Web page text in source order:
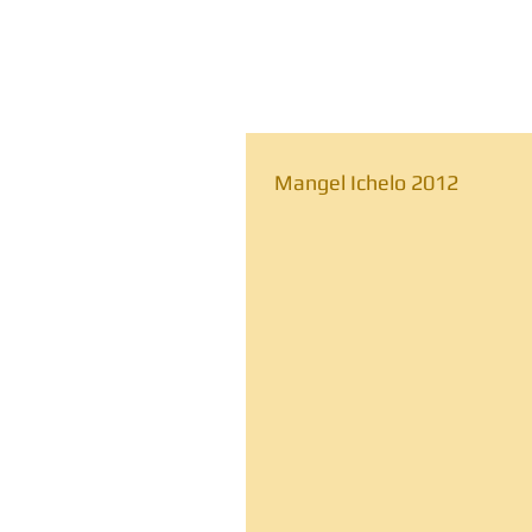
Mangel Ichelo 2012